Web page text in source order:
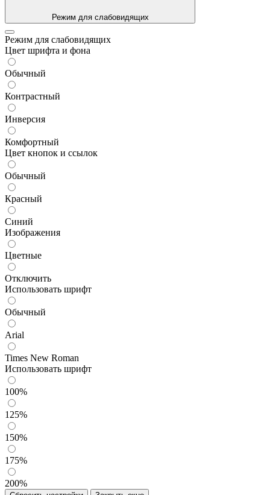
Режим для слабовидящих
Режим для слабовидящих
Цвет шрифта и фона
Обычный
Контрастный
Инверсия
Комфортный
Цвет кнопок и ссылок
Обычный
Красный
Синий
Изображения
Цветные
Отключить
Использовать шрифт
Обычный
Arial
Times New Roman
Использовать шрифт
100%
125%
150%
175%
200%